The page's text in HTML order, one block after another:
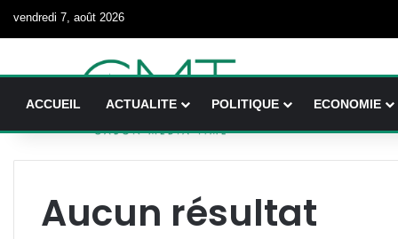
vendredi 7, août 2026
ACCUEIL ACTUALITE POLITIQUE ECONOMIE
Aucun résultat